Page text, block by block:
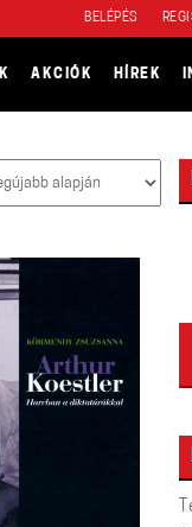
BELÉPÉS
AKCIÓK HÍREK